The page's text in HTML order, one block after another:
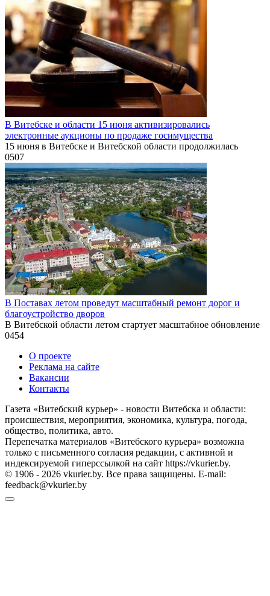
В Витебске и области 15 июня активизировались
электронные аукционы по продаже госимущества
15 июня в Витебске и Витебской области продолжилась
0507
В Поставах летом проведут масштабный ремонт дорог и
благоустройство дворов
В Витебской области летом стартует масштабное обновление
0454
О проекте
Реклама на сайте
Вакансии
Контакты
Газета «Витебский курьер» - новости Витебска и области:
происшествия, мероприятия, экономика, культура, погода,
общество, политика, авто.
Перепечатка материалов «Витебского курьера» возможна
только с письменного согласия редакции, с активной и
индексируемой гиперссылкой на сайт https://vkurier.by.
© 1906 - 2026 vkurier.by. Все права защищены. E-mail:
feedback@vkurier.by